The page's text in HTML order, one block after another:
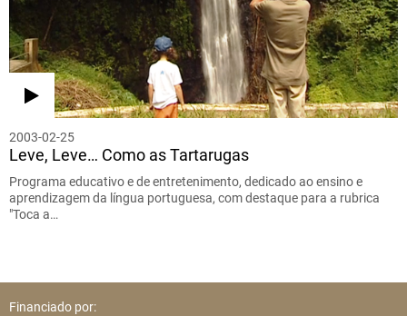
2003-02-25
Leve, Leve… Como as Tartarugas
Programa educativo e de entretenimento, dedicado ao ensino e
aprendizagem da língua portuguesa, com destaque para a rubrica
"Toca a…
Financiado por: